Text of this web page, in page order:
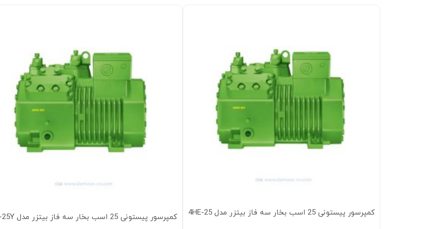
کمپرسور پیستونی 25 اسب بخار سه فاز بیتزر مدل 4HE-25 کمپرسور پیستونی 25 اسب بخار سه فاز بیتزر مدل 4HE-25Y